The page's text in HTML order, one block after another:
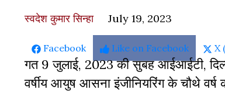
स्वदेश कुमार सिन्हा July 19, 2023
Share
on
Facebook
Share
on
Like on Facebook
on
X
गत 9 जुलाई, 2023 की सुबह आईआईटी,
वर्षीय आयुष आसना इंजीनियरिंग के चौथे